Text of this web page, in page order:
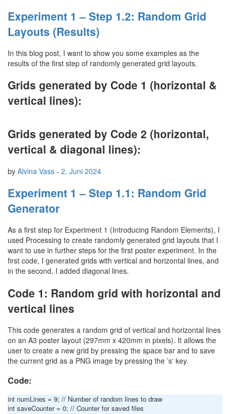
Experiment 1 – Step 1.2: Random Grid
Layouts (Results)
In this blog post, I want to show you some examples as the
results of the first step of randomly generated grid layouts.
Grids generated by Code 1 (horizontal &
vertical lines):
Grids generated by Code 2 (horizontal,
vertical & diagonal lines):
by Alvina Vass - 2. Juni 2024
Experiment 1 – Step 1.1: Random Grid
Generator
As a first step for Experiment 1 (Introducing Random Elements), I
used Processing to create randomly generated grid layouts that I
want to use in further steps for the first poster experiment. In the
first code, I generated grids with vertical and horizontal lines, and
in the second, I added diagonal lines.
Code 1: Random grid with horizontal and
vertical lines
This code generates a random grid of vertical and horizontal lines
on an A3 poster layout (297mm x 420mm in pixels). It allows the
user to create a new grid by pressing the space bar and to save
the current grid as a PNG image by pressing the ’s‘ key.
Code:
int numLines = 9; // Number of random lines to draw
int saveCounter = 0; // Counter for saved files